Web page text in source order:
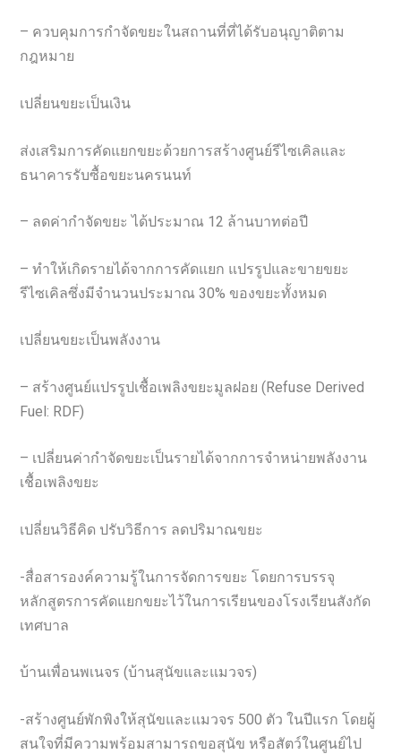
– ควบคุมการกำจัดขยะในสถานที่ที่ได้รับอนุญาติตาม
กฎหมาย
เปลี่ยนขยะเป็นเงิน
ส่งเสริมการคัดแยกขยะด้วยการสร้างศูนย์รีไซเคิลและ
ธนาคารรับซื้อขยะนครนนท์
– ลดค่ากำจัดขยะ ได้ประมาณ 12 ล้านบาทต่อปี
– ทำให้เกิดรายได้จากการคัดแยก แปรรูปและขายขยะ
รีไซเคิลซึ่งมีจำนวนประมาณ 30% ของขยะทั้งหมด
เปลี่ยนขยะเป็นพลังงาน
– สร้างศูนย์แปรรูปเชื้อเพลิงขยะมูลฝอย (Refuse Derived
Fuel: RDF)
– เปลี่ยนค่ากำจัดขยะเป็นรายได้จากการจำหน่ายพลังงาน
เชื้อเพลิงขยะ
เปลี่ยนวิธีคิด ปรับวิธีการ ลดปริมาณขยะ
-สื่อสารองค์ความรู้ในการจัดการขยะ โดยการบรรจุ
หลักสูตรการคัดแยกขยะไว้ในการเรียนของโรงเรียนสังกัด
เทศบาล
บ้านเพื่อนพเนจร (บ้านสุนัขและแมวจร)
-สร้างศูนย์พักพิงให้สุนัขและแมวจร 500 ตัว ในปีแรก โดยผู้
สนใจที่มีความพร้อมสามารถขอสุนัข หรือสัตว์ในศูนย์ไป